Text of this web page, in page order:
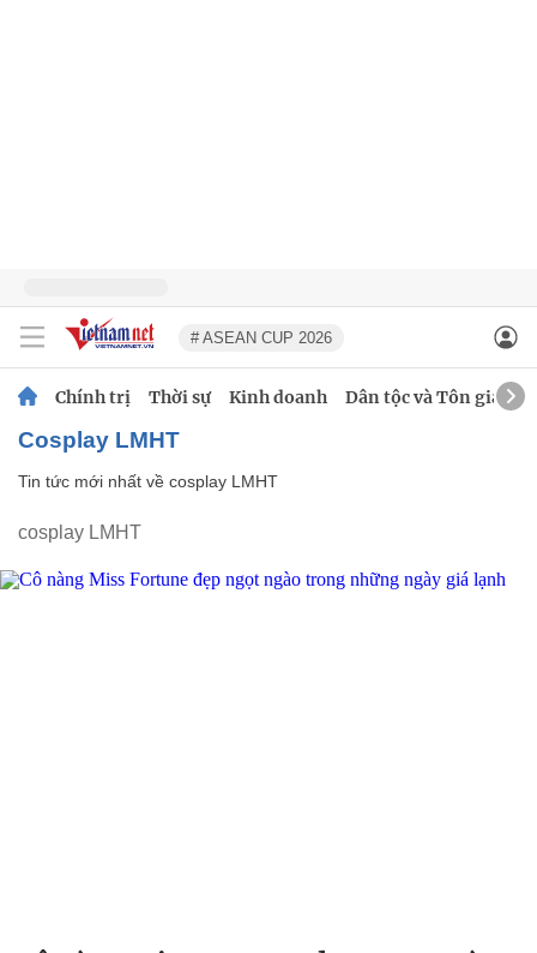
# ASEAN CUP 2026
Chính trị Thời sự Kinh doanh Dân tộc và Tôn giáo
cosplay LMHT
Tin tức mới nhất về cosplay LMHT
cosplay LMHT